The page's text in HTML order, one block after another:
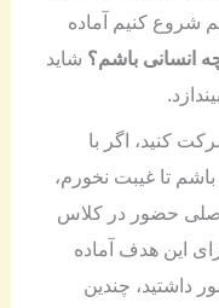
شروع کنیم آماده
انسانی باشم؟ شاید
کنید، اگر با
تا غیبت نخورم،
حضور در کلاس
این هدف آماده
داشتید، چندین